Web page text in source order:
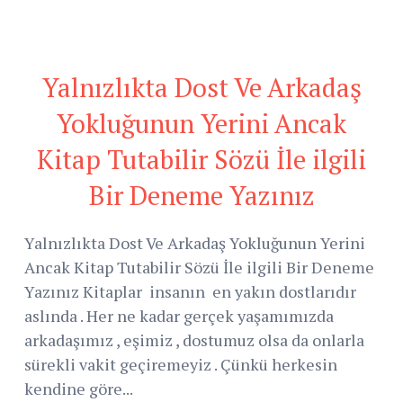
Yalnızlıkta Dost Ve Arkadaş
Yokluğunun Yerini Ancak
Kitap Tutabilir Sözü İle ilgili
Bir Deneme Yazınız
Yalnızlıkta Dost Ve Arkadaş Yokluğunun Yerini
Ancak Kitap Tutabilir Sözü İle ilgili Bir Deneme
Yazınız Kitaplar insanın en yakın dostlarıdır
aslında . Her ne kadar gerçek yaşamımızda
arkadaşımız , eşimiz , dostumuz olsa da onlarla
sürekli vakit geçiremeyiz . Çünkü herkesin
kendine göre...